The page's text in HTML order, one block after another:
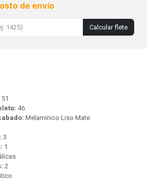
de envío
Calcular flete
51
46
Melaminico Liso Mate
3
1
2